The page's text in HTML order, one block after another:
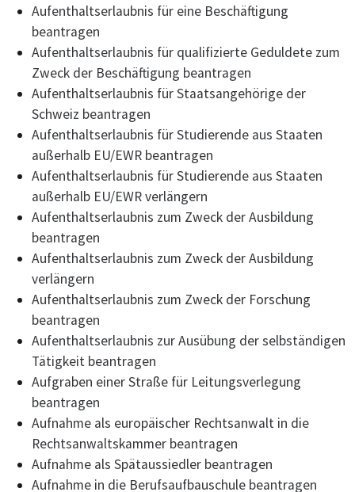
Aufenthaltserlaubnis für eine Beschäftigung
beantragen
Aufenthaltserlaubnis für qualifizierte Geduldete zum
Zweck der Beschäftigung beantragen
Aufenthaltserlaubnis für Staatsangehörige der
Schweiz beantragen
Aufenthaltserlaubnis für Studierende aus Staaten
außerhalb EU/EWR beantragen
Aufenthaltserlaubnis für Studierende aus Staaten
außerhalb EU/EWR verlängern
Aufenthaltserlaubnis zum Zweck der Ausbildung
beantragen
Aufenthaltserlaubnis zum Zweck der Ausbildung
verlängern
Aufenthaltserlaubnis zum Zweck der Forschung
beantragen
Aufenthaltserlaubnis zur Ausübung der selbständigen
Tätigkeit beantragen
Aufgraben einer Straße für Leitungsverlegung
beantragen
Aufnahme als europäischer Rechtsanwalt in die
Rechtsanwaltskammer beantragen
Aufnahme als Spätaussiedler beantragen
Aufnahme in die Berufsaufbauschule beantragen